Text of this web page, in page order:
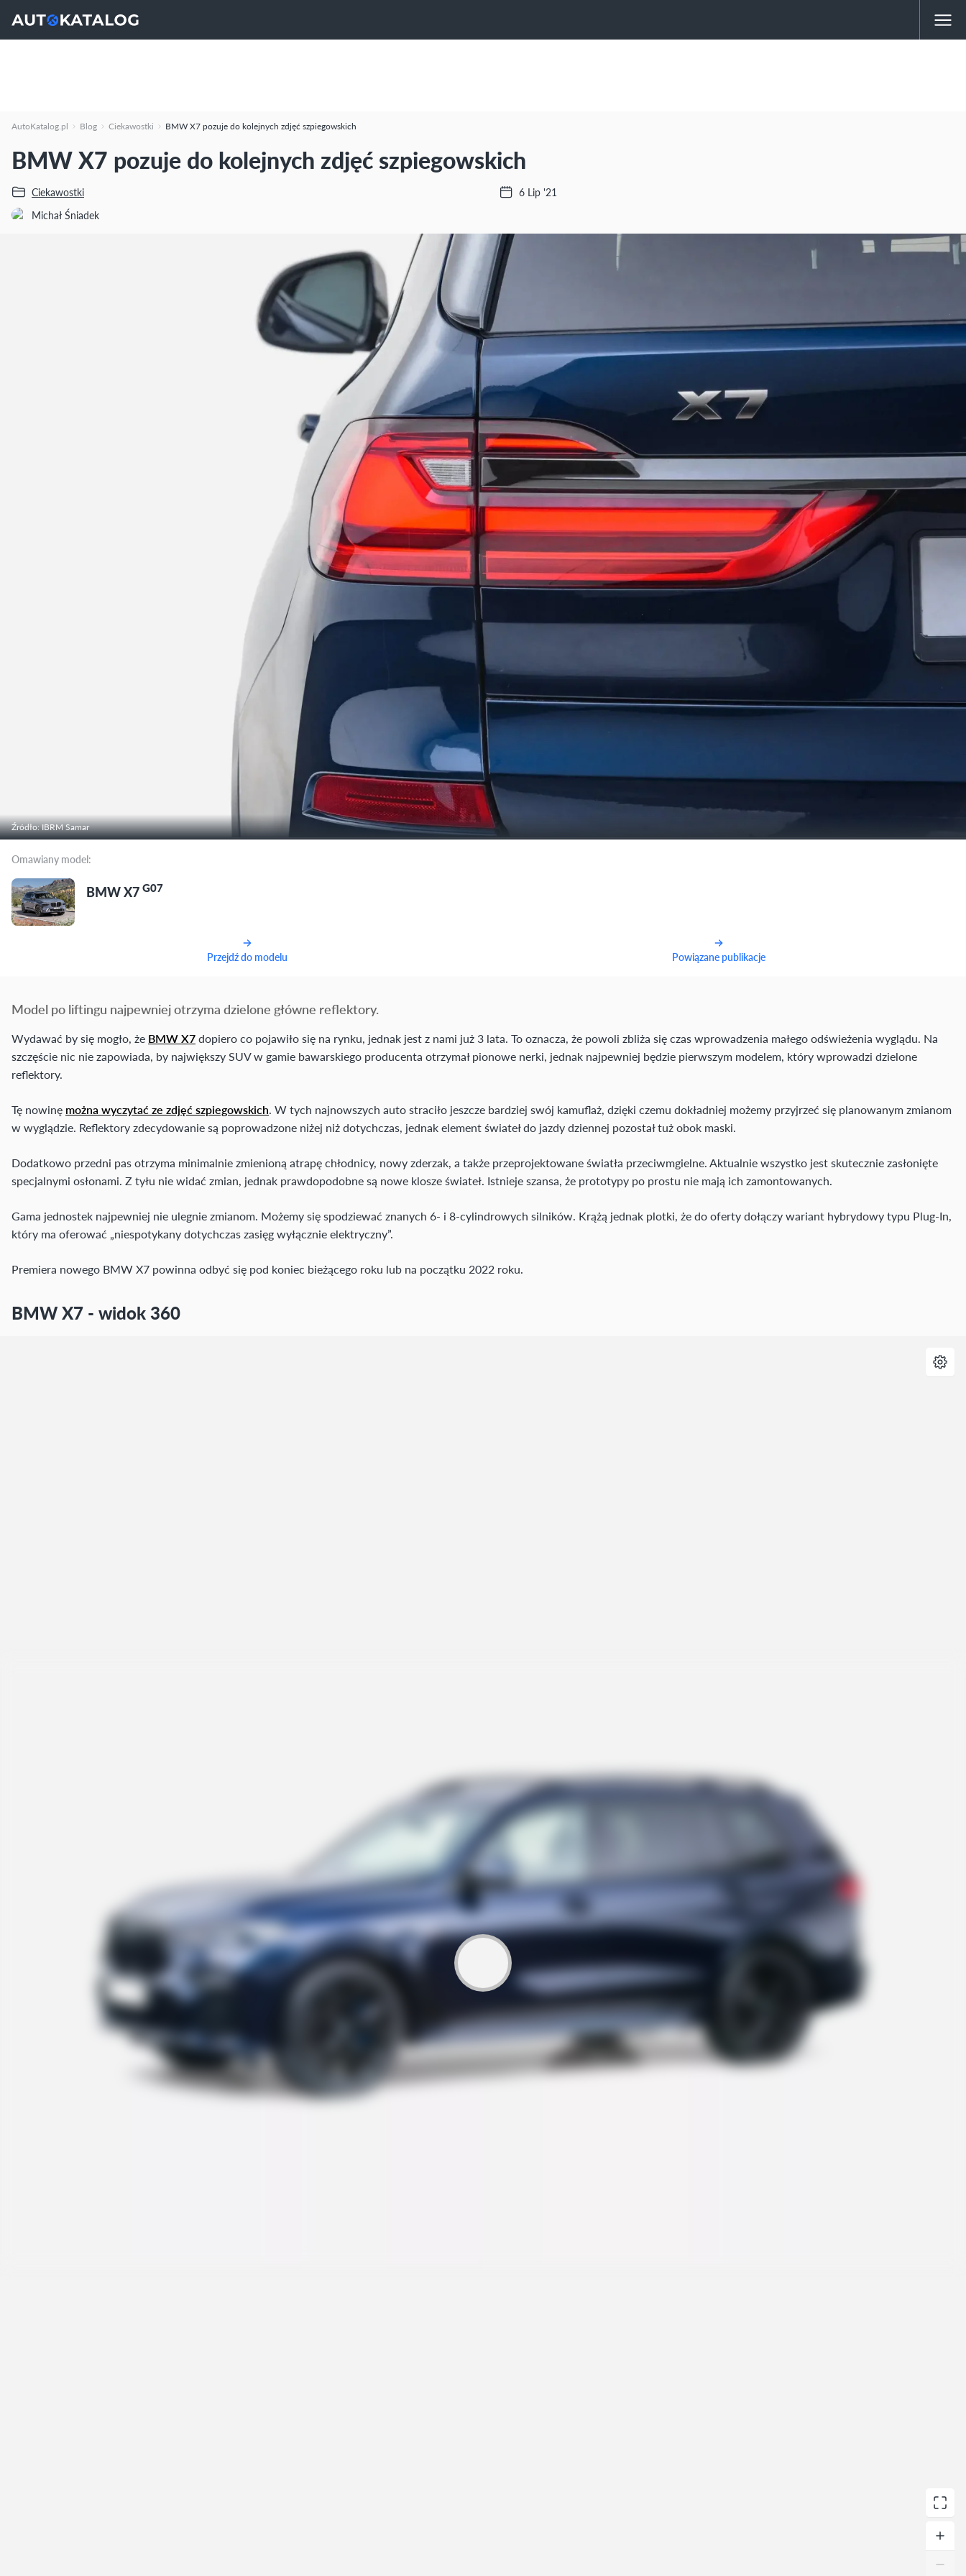
AutoKatalog.pl Blog Ciekawostki BMW X7 pozuje do kolejnych zdjęć szpiegowskich
BMW X7 pozuje do kolejnych zdjęć szpiegowskich
Ciekawostki
Michał Śniadek
6 Lip '21
Źródło: IBRM Samar
Omawiany model:
BMW X7G07
Przejdź do modelu Powiązane publikacje
Model po liftingu najpewniej otrzyma dzielone główne reflektory.
Wydawać by się mogło, że BMW X7dopiero co pojawiło się na rynku, jednak jest z nami już 3 lata. To oznacza, że powoli zbliża się czas wprowadzenia małego odświeżenia wyglądu. Na
szczęście nic nie zapowiada, by największy SUV w gamie bawarskiego producenta otrzymał pionowe nerki, jednak najpewniej będzie pierwszym modelem, który wprowadzi dzielone
reflektory.
Tę nowinę można wyczytać ze zdjęć szpiegowskich. W tych najnowszych auto straciło jeszcze bardziej swój kamuflaż, dzięki czemu dokładniej możemy przyjrzeć się planowanym zmianom
w wyglądzie. Reflektory zdecydowanie są poprowadzone niżej niż dotychczas, jednak element świateł do jazdy dziennej pozostał tuż obok maski.
Dodatkowo przedni pas otrzyma minimalnie zmienioną atrapę chłodnicy, nowy zderzak, a także przeprojektowane światła przeciwmgielne. Aktualnie wszystko jest skutecznie zasłonięte
specjalnymi osłonami. Z tyłu nie widać zmian, jednak prawdopodobne są nowe klosze świateł. Istnieje szansa, że prototypy po prostu nie mają ich zamontowanych.
Gama jednostek najpewniej nie ulegnie zmianom. Możemy się spodziewać znanych 6- i 8-cylindrowych silników. Krążą jednak plotki, że do oferty dołączy wariant hybrydowy typu Plug-In,
który ma oferować „niespotykany dotychczas zasięg wyłącznie elektryczny”.
Premiera nowego BMW X7 powinna odbyć się pod koniec bieżącego roku lub na początku 2022 roku.
BMW X7 - widok 360